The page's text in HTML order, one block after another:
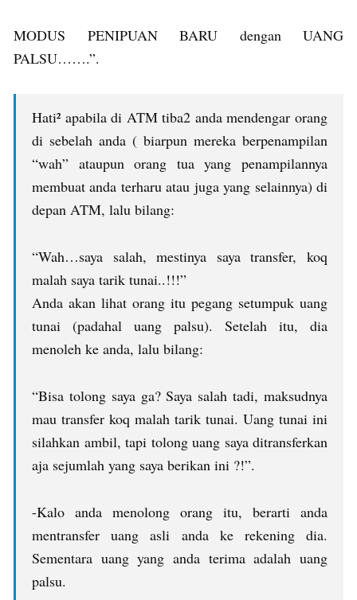
MODUS PENIPUAN BARU dengan UANG
PALSU…….”.
Hati² apabila di ATM tiba2 anda mendengar orang
di sebelah anda ( biarpun mereka berpenampilan
“wah” ataupun orang tua yang penampilannya
membuat anda terharu atau juga yang selainnya) di
depan ATM, lalu bilang:
“Wah…saya salah, mestinya saya transfer, koq
malah saya tarik tunai..!!!”
Anda akan lihat orang itu pegang setumpuk uang
tunai (padahal uang palsu). Setelah itu, dia
menoleh ke anda, lalu bilang:
“Bisa tolong saya ga? Saya salah tadi, maksudnya
mau transfer koq malah tarik tunai. Uang tunai ini
silahkan ambil, tapi tolong uang saya ditransferkan
aja sejumlah yang saya berikan ini ?!”.
-Kalo anda menolong orang itu, berarti anda
mentransfer uang asli anda ke rekening dia.
Sementara uang yang anda terima adalah uang
palsu.